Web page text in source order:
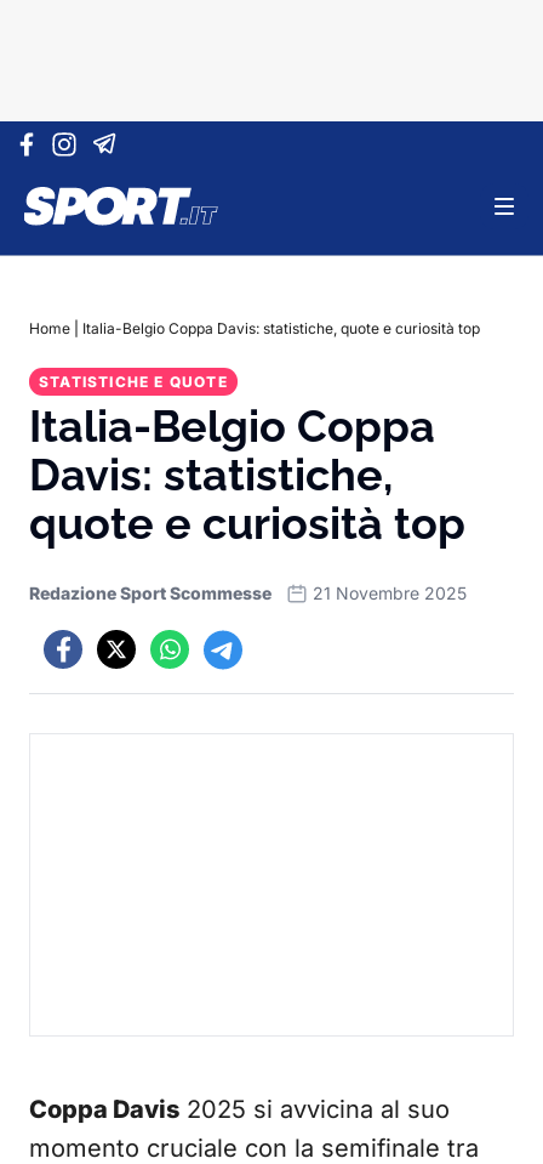
Vai al contenuto
Home Italia-Belgio Coppa Davis: statistiche, quote e curiosità top
STATISTICHE E QUOTE
Italia-Belgio Coppa
Davis: statistiche,
quote e curiosità top
Redazione Sport Scommesse 21 Novembre 2025
Coppa Davis 2025 si avvicina al suo
momento cruciale con la semifinale tra